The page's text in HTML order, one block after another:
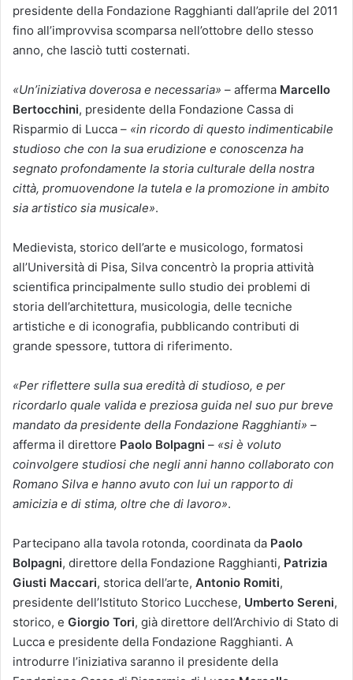
presidente della Fondazione Ragghianti dall’aprile del 2011
fino all’improvvisa scomparsa nell’ottobre dello stesso
anno, che lasciò tutti costernati.
«Un’iniziativa doverosa e necessaria» – afferma Marcello
Bertocchini, presidente della Fondazione Cassa di
Risparmio di Lucca – «in ricordo di questo indimenticabile
studioso che con la sua erudizione e conoscenza ha
segnato profondamente la storia culturale della nostra
città, promuovendone la tutela e la promozione in ambito
sia artistico sia musicale».
Medievista, storico dell’arte e musicologo, formatosi
all’Università di Pisa, Silva concentrò la propria attività
scientifica principalmente sullo studio dei problemi di
storia dell’architettura, musicologia, delle tecniche
artistiche e di iconografia, pubblicando contributi di
grande spessore, tuttora di riferimento.
«Per riflettere sulla sua eredità di studioso, e per
ricordarlo quale valida e preziosa guida nel suo pur breve
mandato da presidente della Fondazione Ragghianti» –
afferma il direttore Paolo Bolpagni – «si è voluto
coinvolgere studiosi che negli anni hanno collaborato con
Romano Silva e hanno avuto con lui un rapporto di
amicizia e di stima, oltre che di lavoro».
Partecipano alla tavola rotonda, coordinata da Paolo
Bolpagni, direttore della Fondazione Ragghianti, Patrizia
Giusti Maccari, storica dell’arte, Antonio Romiti,
presidente dell’Istituto Storico Lucchese, Umberto Sereni,
storico, e Giorgio Tori, già direttore dell’Archivio di Stato di
Lucca e presidente della Fondazione Ragghianti. A
introdurre l’iniziativa saranno il presidente della